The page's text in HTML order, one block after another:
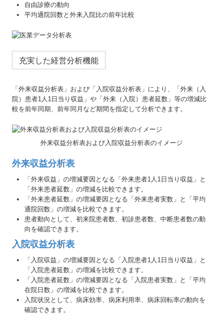
自由診療の動向
平均通院回数と外来入院比の前年比較
充実した経営分析機能
「外来収益分析表」および「入院収益分析表」により、「外来（入
院）患者1人1日当り収益」や「外来（入院）患者延数」等の増減比
較を前年同期、前年同月など期間を指定して分析できます。
外来収益分析表および入院収益分析表のイメージ
外来収益分析表
「外来収益」の増減要因となる「外来患者1人1日当り収益」と
「外来患者延数」の増減を比較できます。
「外来患者延数」の増減要因となる「外来患者実数」と「平均
通院回数」の増減を比較できます。
患者動向として、初来院患者数、初診患者数、中断患者数の動
向を確認できます。
入院収益分析表
「入院収益」の増減要因となる「入院患者1人1日当り収益」と
「入院患者延数」の増減を比較できます。
「入院患者延数」の増減要因となる「入院患者実数」と「平均
在院日数」の増減を比較できます。
入院状況として、病床効率、病床利用率、病床回転率の動向を
確認できます。